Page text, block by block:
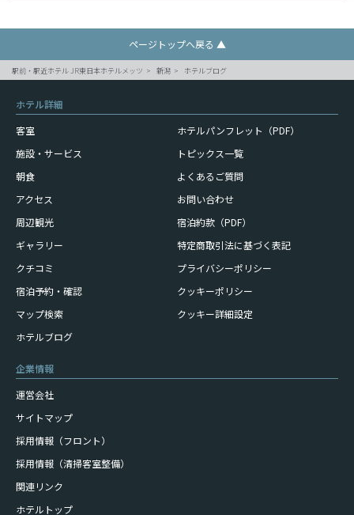
ページトップへ戻る ▲
駅前・駅近ホテル JR東日本ホテルメッツ 新潟 ホテルブログ
ホテル詳細
客室
施設・サービス
朝食
アクセス
周辺観光
ギャラリー
クチコミ
宿泊予約・確認
マップ検索
ホテルブログ
ホテルパンフレット（PDF）
トピックス一覧
よくあるご質問
お問い合わせ
宿泊約款（PDF）
特定商取引法に基づく表記
プライバシーポリシー
クッキーポリシー
クッキー詳細設定
企業情報
運営会社
サイトマップ
採用情報（フロント）
採用情報（清掃客室整備）
関連リンク
ホテルトップ